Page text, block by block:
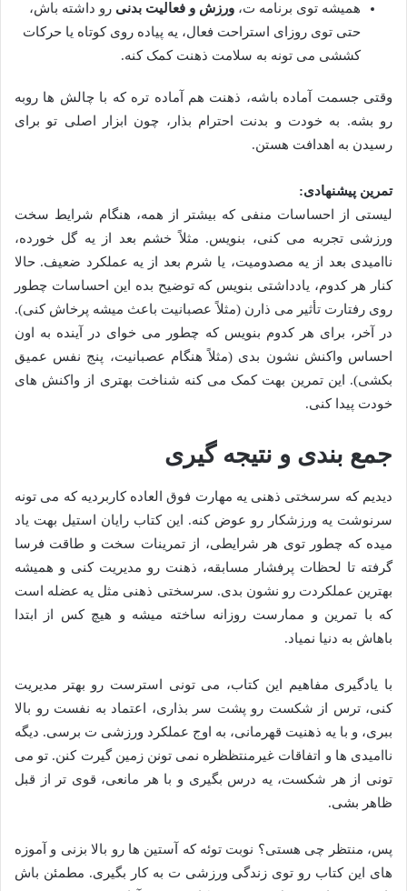
همیشه توی برنامه ت، ورزش و فعالیت بدنی رو داشته باش،
حتی توی روزای استراحت فعال، یه پیاده روی کوتاه یا حرکات
کششی می تونه به سلامت ذهنت کمک کنه.
وقتی جسمت آماده باشه، ذهنت هم آماده تره که با چالش ها روبه
رو بشه. به خودت و بدنت احترام بذار، چون ابزار اصلی تو برای
رسیدن به اهدافت هستن.
تمرین پیشنهادی:
لیستی از احساسات منفی که بیشتر از همه، هنگام شرایط سخت
ورزشی تجربه می کنی، بنویس. مثلاً خشم بعد از یه گل خورده،
ناامیدی بعد از یه مصدومیت، یا شرم بعد از یه عملکرد ضعیف. حالا
کنار هر کدوم، یادداشتی بنویس که توضیح بده این احساسات چطور
روی رفتارت تأثیر می ذارن (مثلاً عصبانیت باعث میشه پرخاش کنی).
در آخر، برای هر کدوم بنویس که چطور می خوای در آینده به اون
احساس واکنش نشون بدی (مثلاً هنگام عصبانیت، پنج نفس عمیق
بکشی). این تمرین بهت کمک می کنه شناخت بهتری از واکنش های
خودت پیدا کنی.
جمع بندی و نتیجه گیری
دیدیم که سرسختی ذهنی یه مهارت فوق العاده کاربردیه که می تونه
سرنوشت یه ورزشکار رو عوض کنه. این کتاب رایان استیل بهت یاد
میده که چطور توی هر شرایطی، از تمرینات سخت و طاقت فرسا
گرفته تا لحظات پرفشار مسابقه، ذهنت رو مدیریت کنی و همیشه
بهترین عملکردت رو نشون بدی. سرسختی ذهنی مثل یه عضله است
که با تمرین و ممارست روزانه ساخته میشه و هیچ کس از ابتدا
باهاش به دنیا نمیاد.
با یادگیری مفاهیم این کتاب، می تونی استرست رو بهتر مدیریت
کنی، ترس از شکست رو پشت سر بذاری، اعتماد به نفست رو بالا
ببری، و با یه ذهنیت قهرمانی، به اوج عملکرد ورزشی ت برسی. دیگه
ناامیدی ها و اتفاقات غیرمنتظظره نمی تونن زمین گیرت کنن. تو می
تونی از هر شکست، یه درس بگیری و با هر مانعی، قوی تر از قبل
ظاهر بشی.
پس، منتظر چی هستی؟ نوبت توئه که آستین ها رو بالا بزنی و آموزه
های این کتاب رو توی زندگی ورزشی ت به کار بگیری. مطمئن باش